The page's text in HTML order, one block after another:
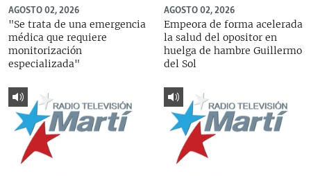
AGOSTO 02, 2026
"Se trata de una emergencia
médica que requiere
monitorización
especializada"
AGOSTO 02, 2026
Empeora de forma acelerada
la salud del opositor en
huelga de hambre Guillermo
del Sol